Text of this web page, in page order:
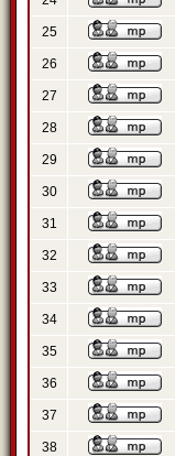
25
26
27
28
29
30
31
32
33
34
35
36
37
38